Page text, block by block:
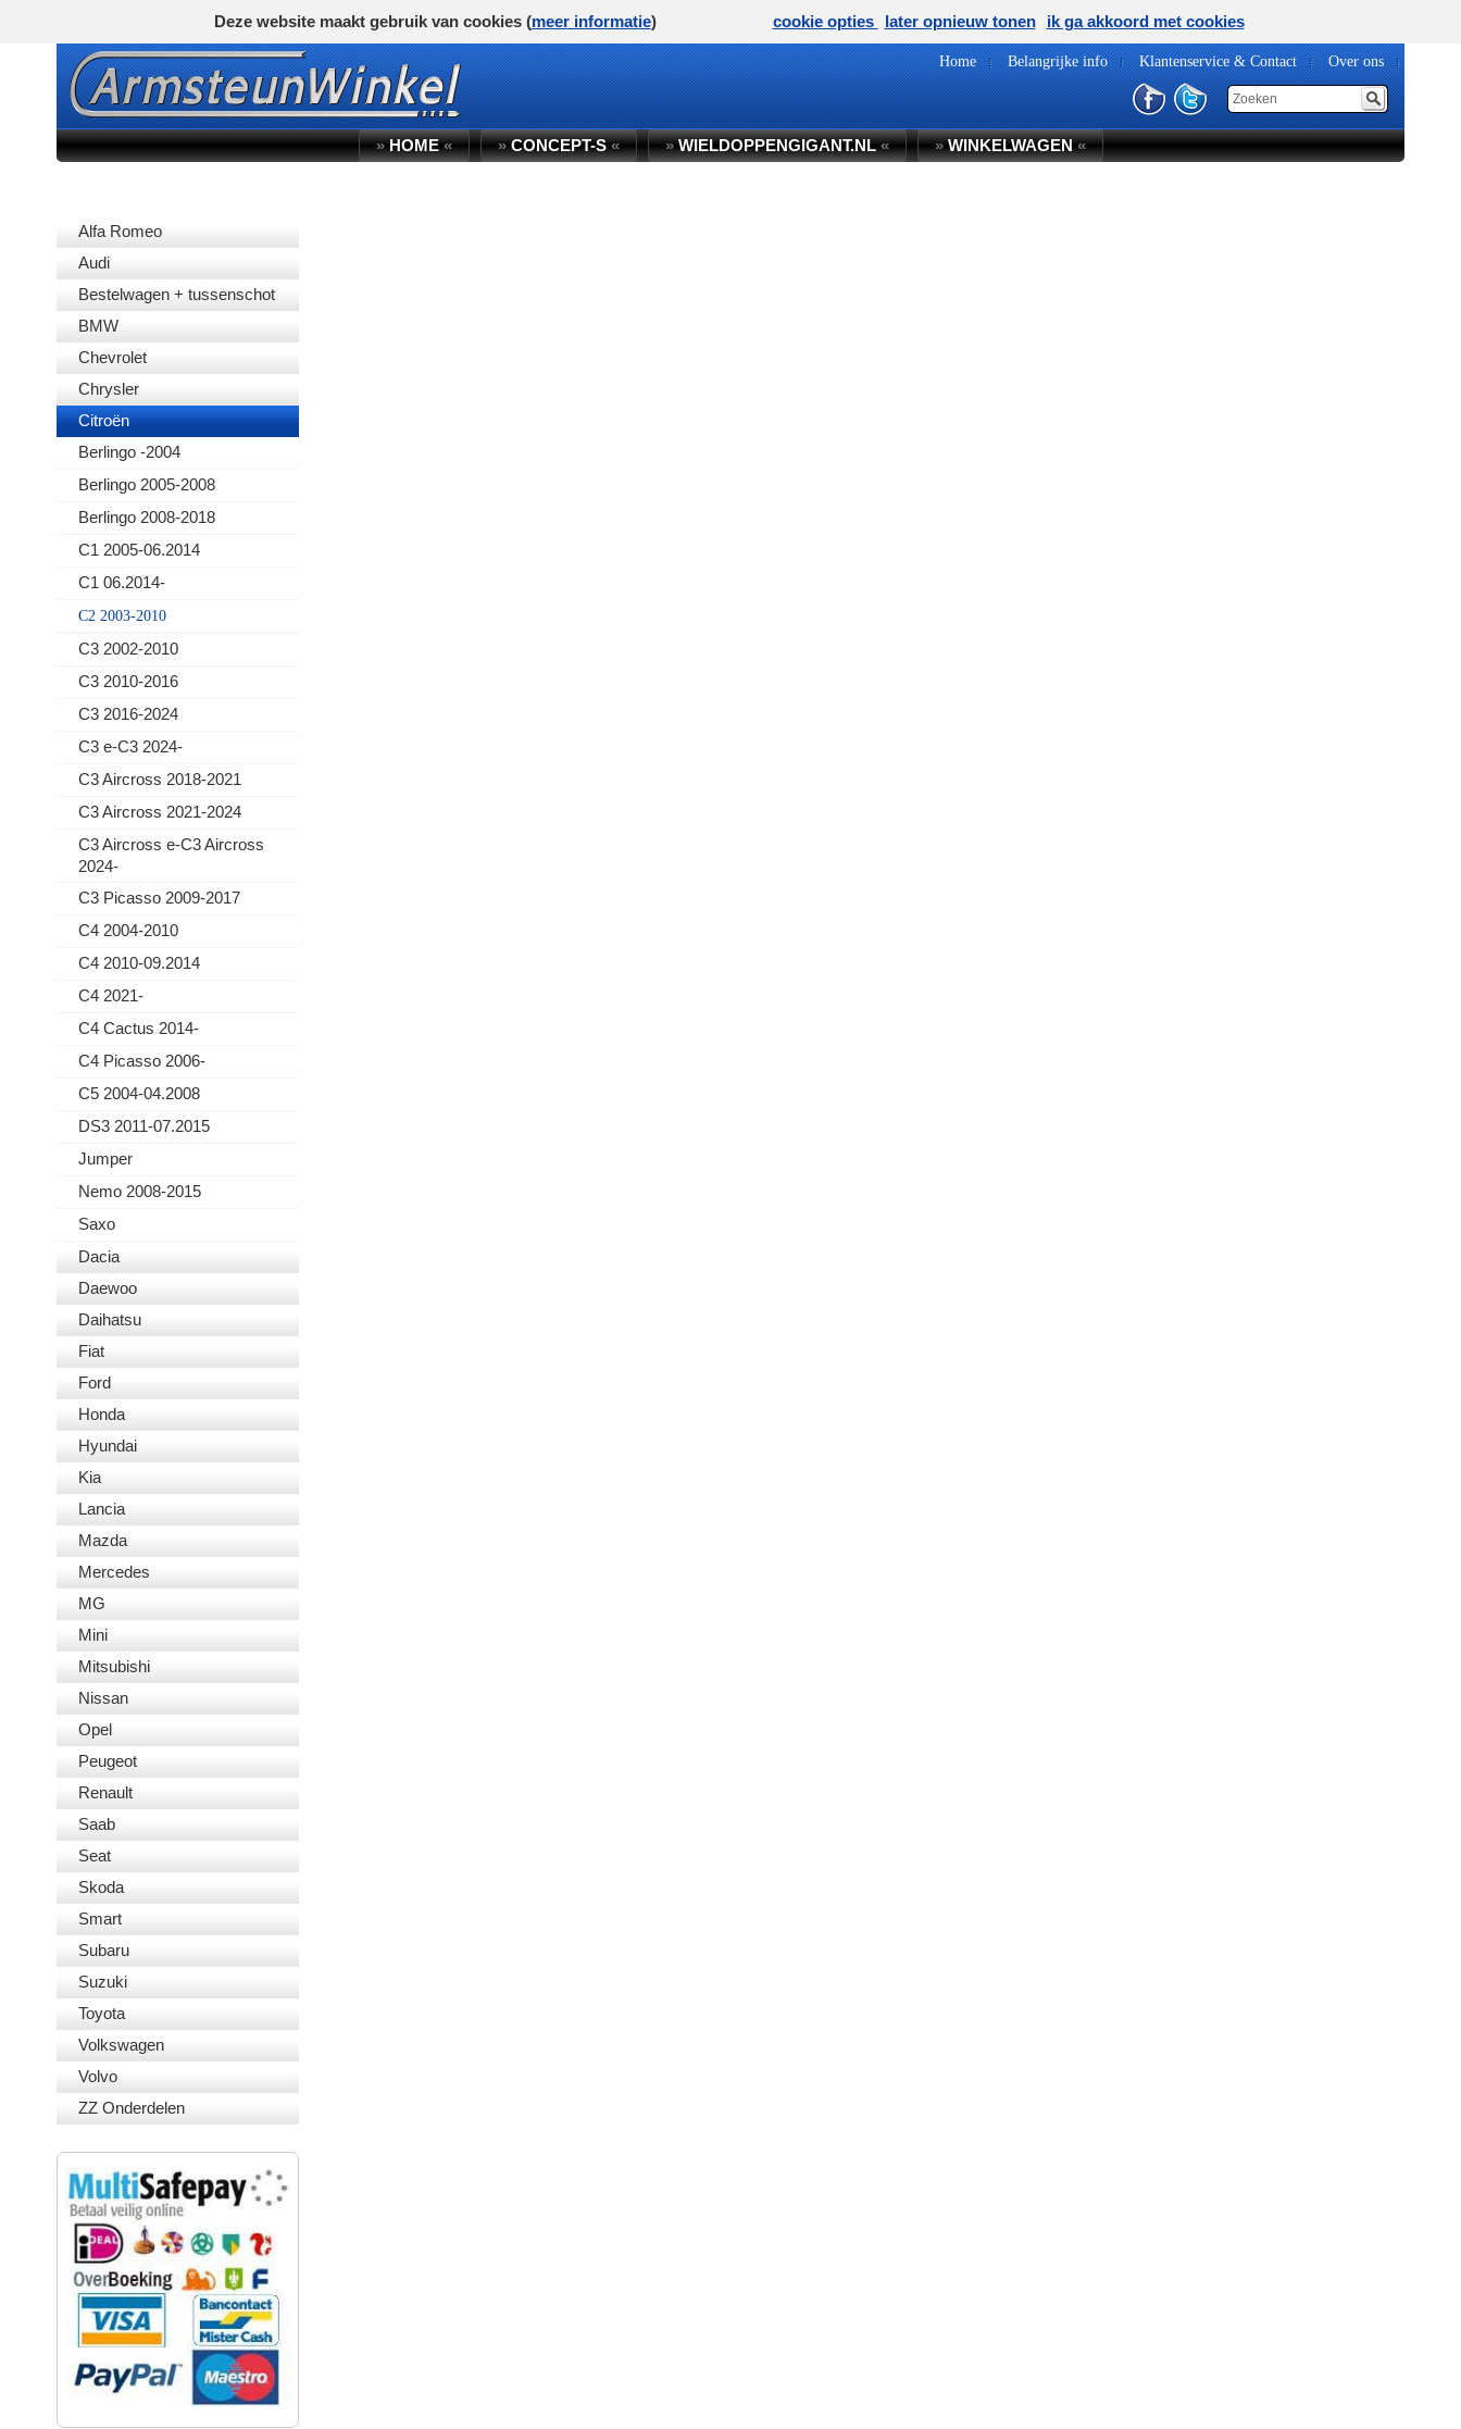
Home Belangrijke info Klantenservice & Contact Over ons
»HOME« »CONCEPT-S« »WIELDOPPENGIGANT.NL« »WINKELWAGEN«
Alfa Romeo
Audi
Bestelwagen + tussenschot
BMW
Chevrolet
Chrysler
Citroën
Berlingo -2004
Berlingo 2005-2008
Berlingo 2008-2018
C1 2005-06.2014
C1 06.2014-
C2 2003-2010
C3 2002-2010
C3 2010-2016
C3 2016-2024
C3 e-C3 2024-
C3 Aircross 2018-2021
C3 Aircross 2021-2024
C3 Aircross e-C3 Aircross
2024-
C3 Picasso 2009-2017
C4 2004-2010
C4 2010-09.2014
C4 2021-
C4 Cactus 2014-
C4 Picasso 2006-
C5 2004-04.2008
DS3 2011-07.2015
Jumper
Nemo 2008-2015
Saxo
Dacia
Daewoo
Daihatsu
Fiat
Ford
Honda
Hyundai
Kia
Lancia
Mazda
Mercedes
MG
Mini
Mitsubishi
Nissan
Opel
Peugeot
Renault
Saab
Seat
Skoda
Smart
Subaru
Suzuki
Toyota
Volkswagen
Volvo
ZZ Onderdelen
Deze website maakt gebruik van cookies (meer informatie) cookie opties later opnieuw tonen ik ga akkoord met cookies